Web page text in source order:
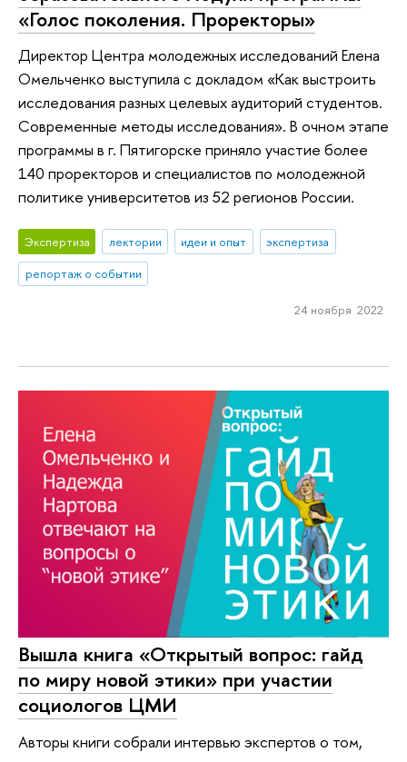
«Голос поколения. Проректоры»
Директор Центра молодежных исследований Елена
Омельченко выступила с докладом «Как выстроить
исследования разных целевых аудиторий студентов.
Современные методы исследования». В очном этапе
программы в г. Пятигорске приняло участие более
140 проректоров и специалистов по молодежной
политике университетов из 52 регионов России.
Экспертиза лектории идеи и опыт
экспертиза
репортаж о событии
24 ноября 2022
Вышла книга «Открытый вопрос: гайд
по миру новой этики» при участии
социологов ЦМИ
Авторы книги собрали интервью экспертов о том,